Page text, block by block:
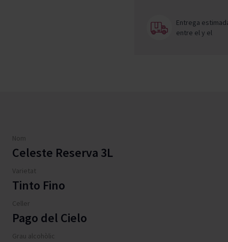
Entrega
entre ely el
Nom
Celeste Reserva 3L
Varietat
Tinto Fino
Celler
Pago del Cielo
Grau alcohòlic